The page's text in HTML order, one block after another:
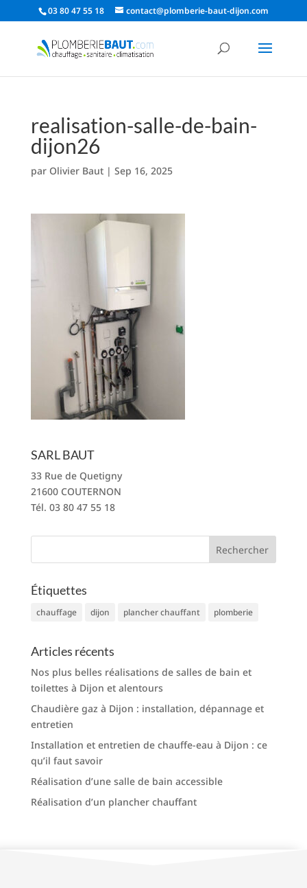
03 80 47 55 18 contact@plomberie-baut-dijon.com
realisation-salle-de-bain-
dijon26
par Olivier Baut| Sep 16, 2025
SARL BAUT
33 Rue de Quetigny
21600 COUTERNON
Tél. 03 80 47 55 18
Étiquettes
chauffage dijon plancher chauffant plomberie
Articles récents
Nos plus belles réalisations de salles de bain et
toilettes à Dijon et alentours
Chaudière gaz à Dijon : installation, dépannage et
entretien
Installation et entretien de chauffe-eau à Dijon : ce
qu’il faut savoir
Réalisation d’une salle de bain accessible
Réalisation d’un plancher chauffant